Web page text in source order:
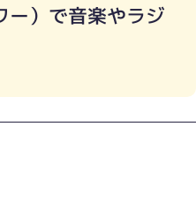
ー）で音楽やラジ